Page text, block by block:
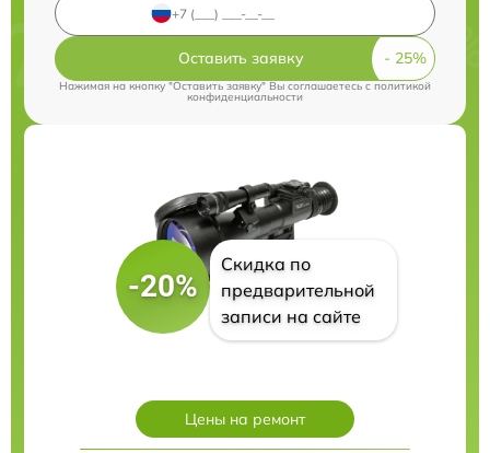
Оставить заявку
Нажимая на кнопку "Оставить заявку" Вы соглашаетесь cполитикой
конфиденциальности
-20%
Скидка по
предварительной
записи на сайте
Цены на ремонт